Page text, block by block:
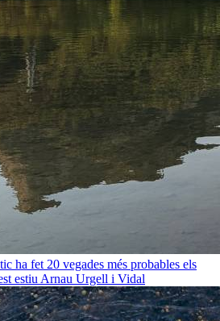
ha fet 20 vegades més probables els
estiu Arnau Urgell i Vidal